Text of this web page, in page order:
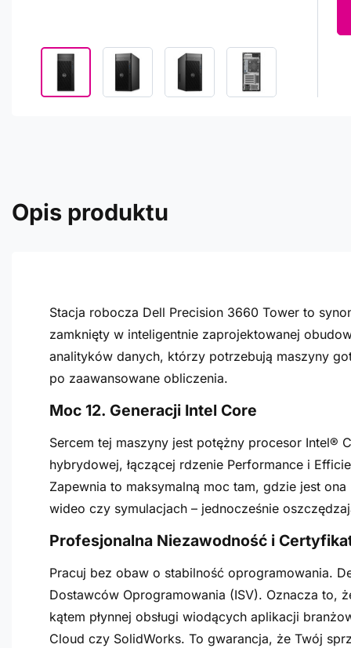
Opis produktu
Stacja robocza Dell Precision 3660 Tower to
zamknięty w inteligentnie zaprojektowanej
analityków danych, którzy potrzebują maszyny
po zaawansowane obliczenia.
Moc 12. Generacji Intel Core
Sercem tej maszyny jest potężny procesor Intel®
hybrydowej, łączącej rdzenie Performance i
Zapewnia to maksymalną moc tam, gdzie jest
wideo czy symulacjach – jednocześnie
Profesjonalna Niezawodność i
Pracuj bez obaw o stabilność oprogramowania.
Dostawców Oprogramowania (ISV). Oznacza to,
kątem płynnej obsługi wiodących aplikacji
Cloud czy SolidWorks. To gwarancja, że Twój